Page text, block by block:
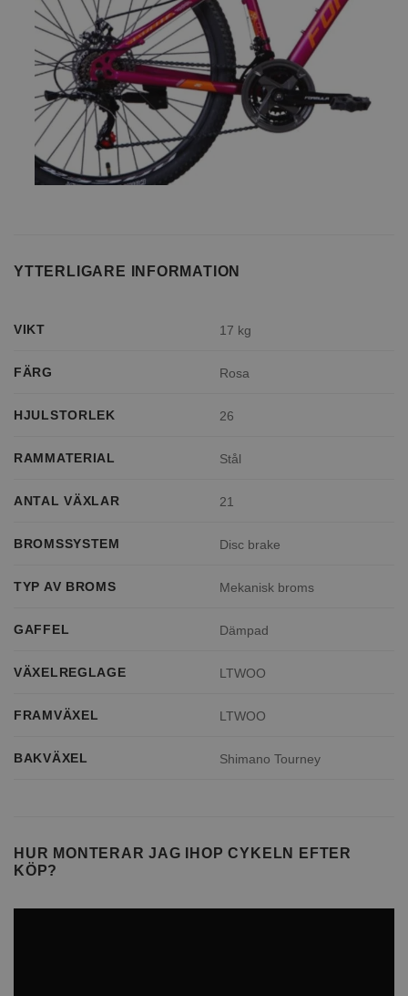
YTTERLIGARE INFORMATION
VIKT 17 kg
FÄRG Rosa
HJULSTORLEK 26
RAMMATERIAL Stål
ANTAL VÄXLAR 21
BROMSSYSTEM Disc brake
TYP AV BROMS Mekanisk broms
GAFFEL Dämpad
VÄXELREGLAGE LTWOO
FRAMVÄXEL LTWOO
BAKVÄXEL Shimano Tourney
HUR MONTERAR JAG IHOP CYKELN EFTER
KÖP?